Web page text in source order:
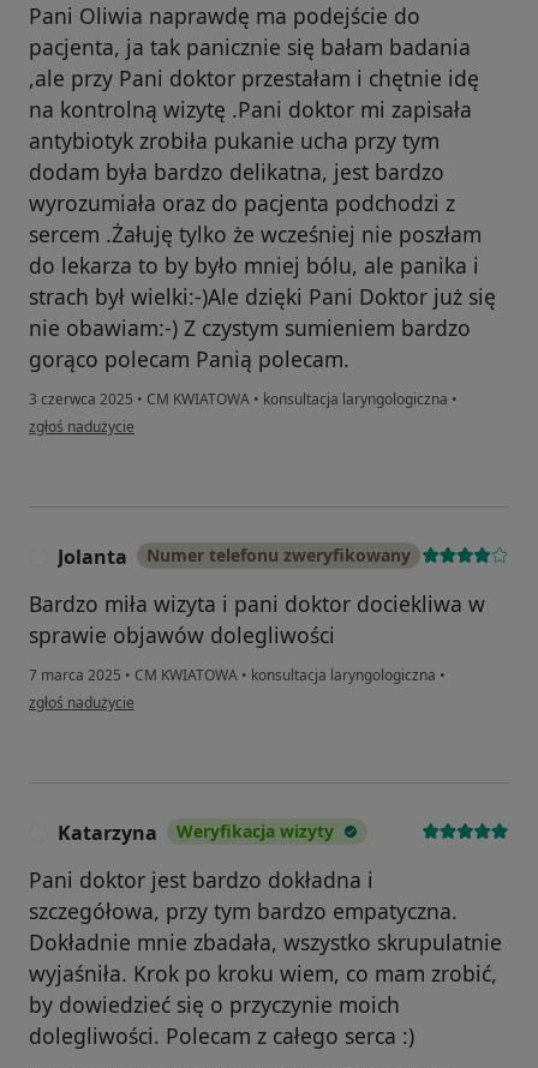
Pani Oliwia naprawdę ma podejście do
pacjenta, ja tak panicznie się bałam badania
,ale przy Pani doktor przestałam i chętnie idę
na kontrolną wizytę .Pani doktor mi zapisała
antybiotyk zrobiła pukanie ucha przy tym
dodam była bardzo delikatna, jest bardzo
wyrozumiała oraz do pacjenta podchodzi z
sercem .Żałuję tylko że wcześniej nie poszłam
do lekarza to by było mniej bólu, ale panika i
strach był wielki:-)Ale dzięki Pani Doktor już się
nie obawiam:-) Z czystym sumieniem bardzo
gorąco polecam Panią polecam.
3 czerwca 2025 • CM KWIATOWA • konsultacja laryngologiczna •
w opinii użytkownika Pacjent
zgłoś nadużycie
Jolanta Numer telefonu zweryfikowany
Bardzo miła wizyta i pani doktor dociekliwa w
sprawie objawów dolegliwości
7 marca 2025 • CM KWIATOWA • konsultacja laryngologiczna •
w opinii użytkownika Jolanta
zgłoś nadużycie
Katarzyna Weryfikacja wizyty
Pani doktor jest bardzo dokładna i
szczegółowa, przy tym bardzo empatyczna.
Dokładnie mnie zbadała, wszystko skrupulatnie
wyjaśniła. Krok po kroku wiem, co mam zrobić,
by dowiedzieć się o przyczynie moich
dolegliwości. Polecam z całego serca :)